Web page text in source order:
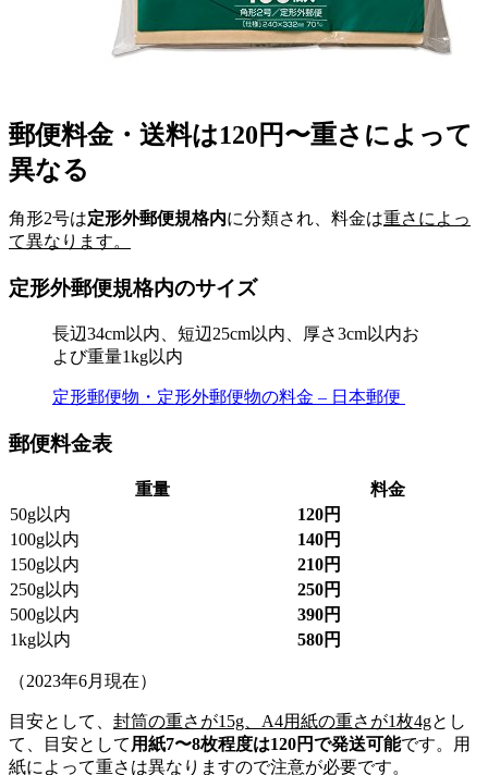
郵便料金・送料は120円〜重さによって
異なる
角形2号は定形外郵便規格内に分類され、料金は重さによっ
て異なります。
定形外郵便規格内のサイズ
長辺34cm以内、短辺25cm以内、厚さ3cm以内お
よび重量1kg以内
定形郵便物・定形外郵便物の料金 – 日本郵便
郵便料金表
重量
料金
50g以内
120円
100g以内
140円
150g以内
210円
250g以内
250円
500g以内
390円
1kg以内
580円
（2023年6月現在）
目安として、 封筒の重さが15g、A4用紙の重さが1枚4gとし
て、目安として 用紙7〜8枚程度は120円で発送可能です。用
紙によって重さは異なりますので注意が必要です。